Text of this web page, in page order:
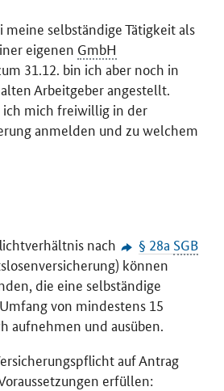
meine selbständige Tätigkeit als
eigenen GmbH
31.12. bin ich aber noch in
Arbeitgeber angestellt.
mich freiwillig in der
anmelden und zu welchem
nach § 28a SGB
können
die eine selbständige
von mindestens 15
aufnehmen und ausüben.
auf Antrag
erfüllen: